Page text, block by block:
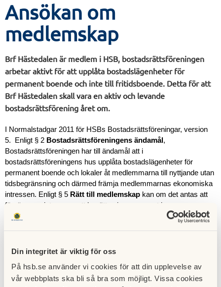
Din integritet är viktig för oss
På hsb.se använder vi cookies för att din upplevelse av
vår webbplats ska bli så bra som möjligt. Vissa cookies
Ansökan om
medlemskap
Brf Hästedalen är medlem i HSB, bostadsrättsföreningen
arbetar aktivt för att upplåta bostadslägenheter för
permanent boende och inte till fritidsboende. Detta för att
Brf Hästedalen skall vara en aktiv och levande
bostadsrättsförening året om.
I Normalstadgar 2011 för HSBs Bostadsrättsföreningar, version
5. Enligt § 2 Bostadsrättsföreningens ändamål ,
Bostadsrättsföreningen har till ändamål att i
bostadsrättsföreningens hus upplåta bostadslägenheter för
permanent boende och lokaler åt medlemmarna till nyttjande utan
tidsbegränsning och därmed främja medlemmarnas ekonomiska
intressen. Enligt § 5 Rätt till medlemskap kan om det antas att
förvärvaren inte avser att bosätta sig permanent i
bostadslägenheten har bostadsrättsföreningen i enlighet med
medlem avgörs av styrelsen som är skyldig att avgöra frågan om
ansökan om medlemskap tagits emot av bostadsrättsföreningen.